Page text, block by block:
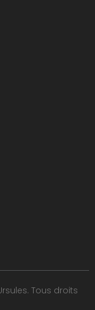
Tous droits